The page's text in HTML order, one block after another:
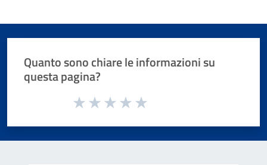
Quanto sono chiare le informazioni su
questa pagina?
Valuta da 1 a 5 stelle la pagina